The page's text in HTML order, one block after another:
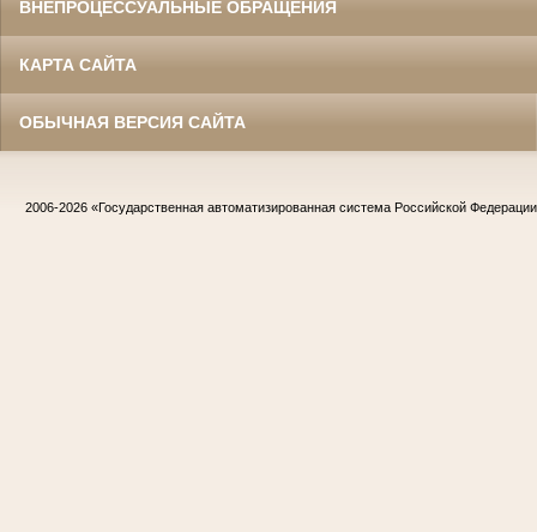
ВНЕПРОЦЕССУАЛЬНЫЕ ОБРАЩЕНИЯ
КАРТА САЙТА
ОБЫЧНАЯ ВЕРСИЯ САЙТА
2006-2026 «Государственная автоматизированная система Российской